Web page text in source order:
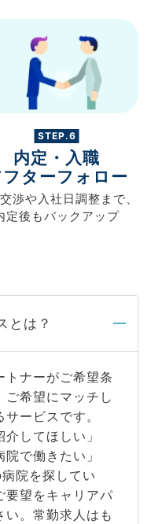
STEP.6
内定・入職
フターフォロー
渉や入社日調整まで、
定後もバックアップ
とは？
トナーがご希望条
希望にマッチし
ービスです。
してほしい」
で働きたい」
院を探してい
要望をキャリアパ
い。常勤求人はも